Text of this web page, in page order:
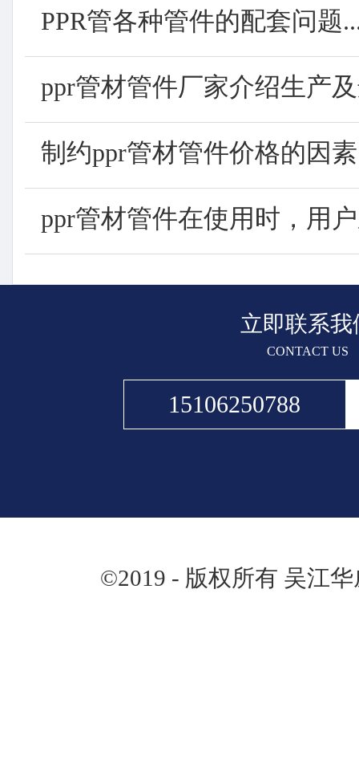
PPR管各种管件的配套问题
ppr管材管件厂家介绍生产
制约ppr管材管件价格的因
ppr管材管件在使用时，用
立即联系我
CONTACT US
15106250788
©2019 - 版权所有 吴江